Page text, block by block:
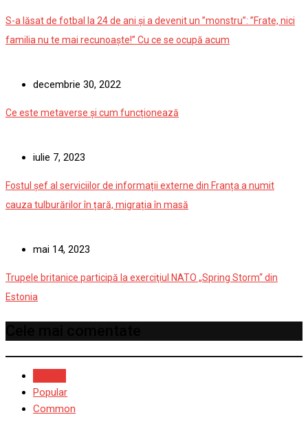
S-a lăsat de fotbal la 24 de ani și a devenit un ”monstru”: ”Frate, nici
familia nu te mai recunoaște!” Cu ce se ocupă acum
decembrie 30, 2022
Ce este metaverse și cum funcționează
iulie 7, 2023
Fostul șef al serviciilor de informații externe din Franța a numit
cauza tulburărilor în țară, migrația în masă
mai 14, 2023
Trupele britanice participă la exerciţiul NATO „Spring Storm“ din
Estonia
Popular
Common